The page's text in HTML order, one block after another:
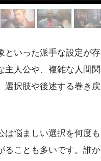
いった派手な設定が
主人公や、複雑な人間
選択肢や後述する巻き
悩ましい選択を何度
ることも多いです。誰